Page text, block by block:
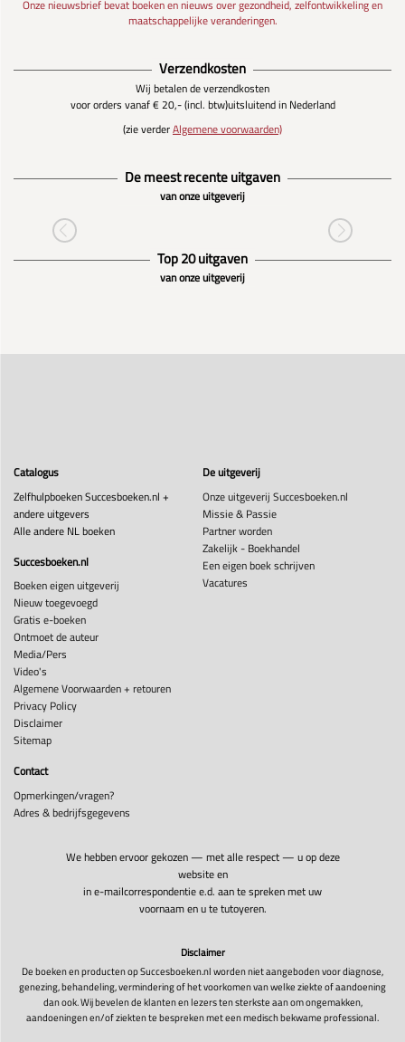
Onze nieuwsbrief bevat boeken en nieuws over gezondheid, zelfontwikkeling en
maatschappelijke veranderingen.
Verzendkosten
Wij betalen de verzendkosten
voor orders vanaf € 20,- (incl. btw)uitsluitend in Nederland
(zie verderAlgemene voorwaarden)
De meest recente uitgaven
van onze uitgeverij
Top 20 uitgaven
van onze uitgeverij
Catalogus
Zelfhulpboeken Succesboeken.nl +
andere uitgevers
Alle andere NL boeken
Succesboeken.nl
Boeken eigen uitgeverij
Nieuw toegevoegd
Gratis e-boeken
Ontmoet de auteur
Media/Pers
Video's
Algemene Voorwaarden + retouren
Privacy Policy
Disclaimer
Sitemap
De uitgeverij
Onze uitgeverij Succesboeken.nl
Missie & Passie
Partner worden
Zakelijk - Boekhandel
Een eigen boek schrijven
Vacatures
Contact
Opmerkingen/vragen?
Adres & bedrijfsgegevens
We hebben ervoor gekozen — met alle respect — u op deze
website en
in e-mailcorrespondentie e.d. aan te spreken met uw
voornaam en u te tutoyeren.
Disclaimer
De boeken en producten op Succesboeken.nl worden niet aangeboden voor diagnose,
genezing, behandeling, vermindering of het voorkomen van welke ziekte of aandoening
dan ook. Wij bevelen de klanten en lezers ten sterkste aan om ongemakken,
aandoeningen en/of ziekten te bespreken met een medisch bekwame professional.